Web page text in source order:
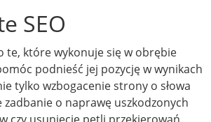
SEO
te, które wykonuje się w obrębie
podnieść jej pozycję w wynikach
tylko wzbogacenie strony o słowa
zadbanie o naprawę uszkodzonych
czy usunięcie pętli przekierowań.